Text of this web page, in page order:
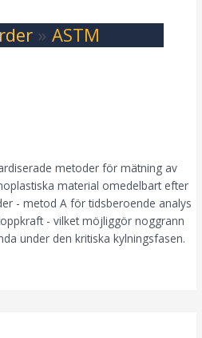
ASTM
metoder för mätning av
material omedelbart efter
- metod A för tidsberoende analys
- vilket möjliggör noggrann
under den kritiska kylningsfasen.